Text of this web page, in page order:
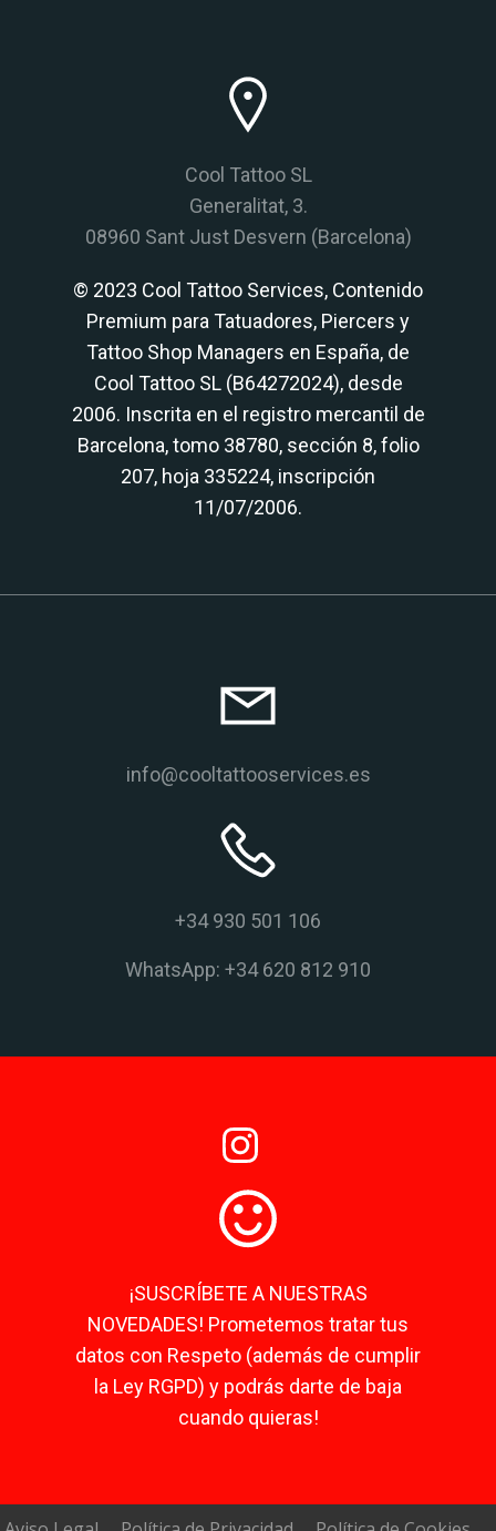
Cool Tattoo SL
Generalitat, 3.
08960 Sant Just Desvern (Barcelona)
© 2023 Cool Tattoo Services, Contenido
Premium para Tatuadores, Piercers y
Tattoo Shop Managers en España, de
Cool Tattoo SL (B64272024), desde
2006. Inscrita en el registro mercantil de
Barcelona, tomo 38780, sección 8, folio
207, hoja 335224, inscripción
11/07/2006.
info@cooltattooservices.es
+34 930 501 106
WhatsApp: +34 620 812 910
¡SUSCRÍBETE A NUESTRAS
NOVEDADES! Prometemos tratar tus
datos con Respeto (además de cumplir
la Ley RGPD) y podrás darte de baja
cuando quieras!